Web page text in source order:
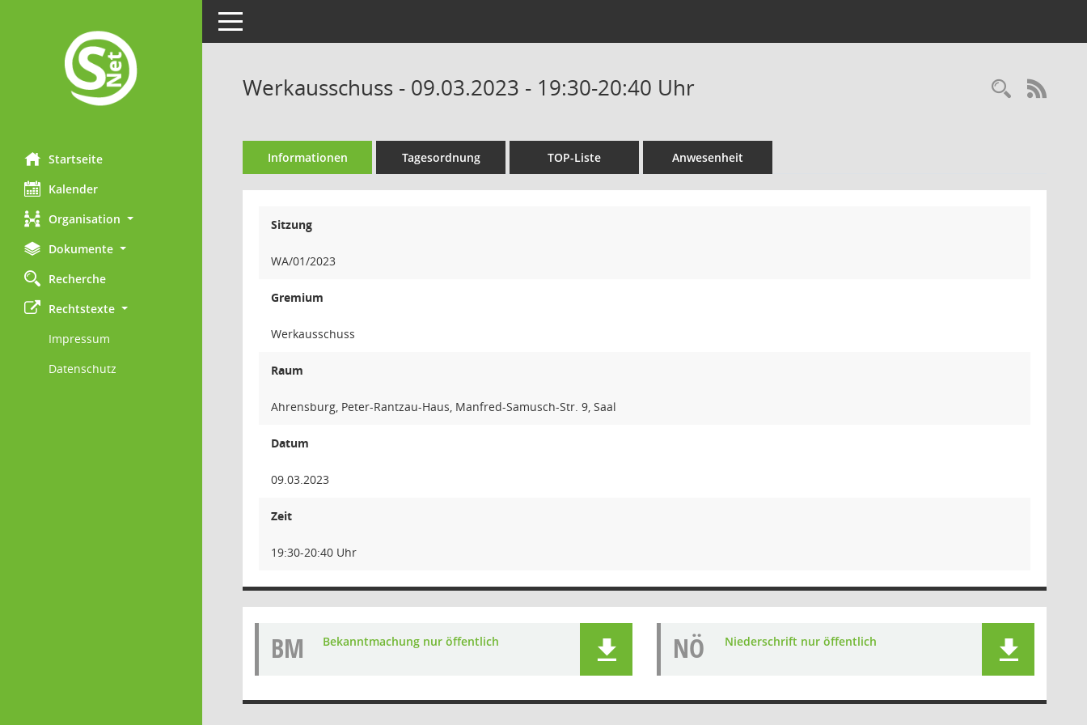
Startseite
Kalender
Organisation
Dokumente
Recherche
Rechtstexte
Impressum
Datenschutz
Toggle navigation
Werkausschuss - 09.03.2023 - 19:30-20:40 Uhr
Informationen Tagesordnung TOP-Liste Anwesenheit
Sitzung
WA/01/2023
Gremium
Werkausschuss
Raum
Ahrensburg, Peter-Rantzau-Haus, Manfred-Samusch-Str. 9, Saal
Datum
09.03.2023
Zeit
19:30-20:40 Uhr
BM Bekanntmachung nur öffentlich NÖ Niederschrift nur öffentlich